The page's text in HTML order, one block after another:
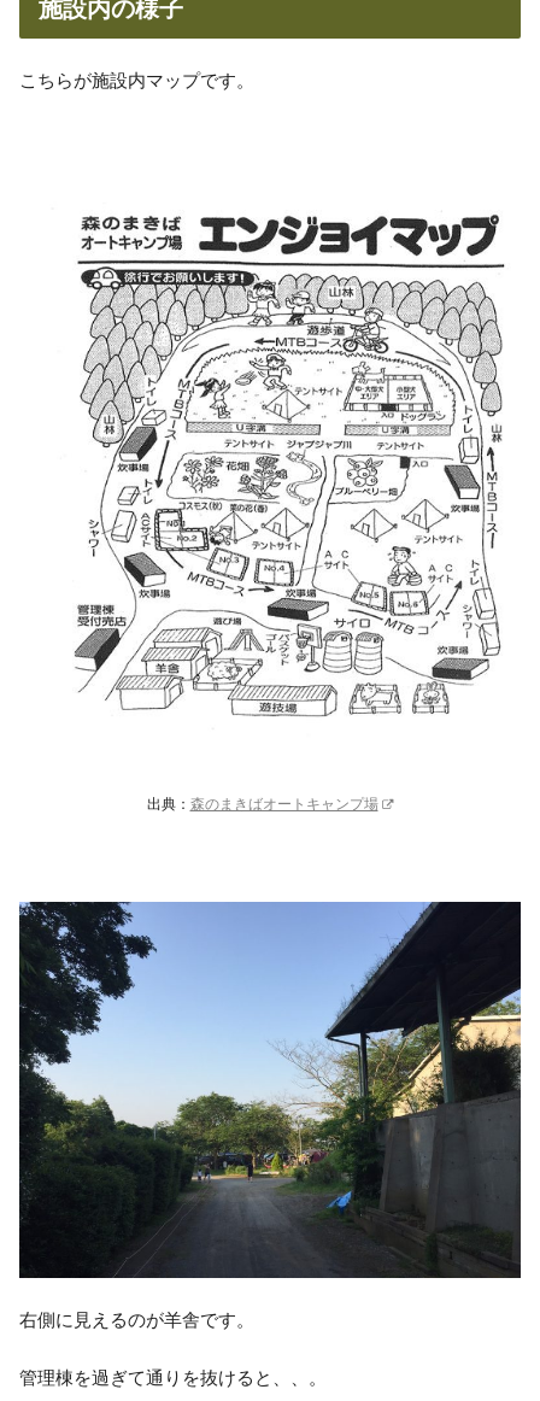
施設内の様子
こちらが施設内マップです。
出典： 森のまきばオートキャンプ場
右側に見えるのが羊舎です。
管理棟を過ぎて通りを抜けると、、。